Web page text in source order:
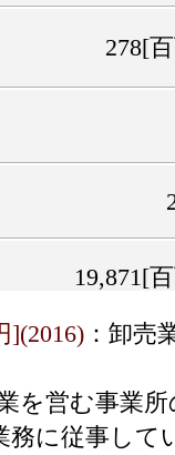
278[
19,871[
](2016) ：卸売
を営む事業
務に従事して